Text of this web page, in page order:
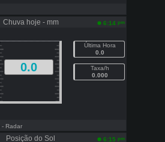
Chuva hoje - mm 6:14 pm
0.0
Última Hora
0.0
Taxa/h
0.000
- Radar
Posição do Sol 6:15 pm